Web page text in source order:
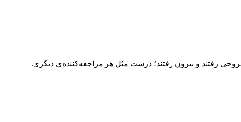
رفتند و بیرون رفتند؛ درست مثل هر مراجعه‌کننده‌ی دیگری.